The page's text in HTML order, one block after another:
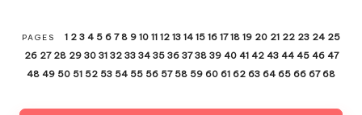
PAGES 1 2 3 4 5 6 7 8 9 10 11 12 13 14 15 16 17 18 19 20 21 22 23 24 25
26 27 28 29 30 31 32 33 34 35 36 37 38 39 40 41 42 43 44 45 46 47
48 49 50 51 52 53 54 55 56 57 58 59 60 61 62 63 64 65 66 67 68